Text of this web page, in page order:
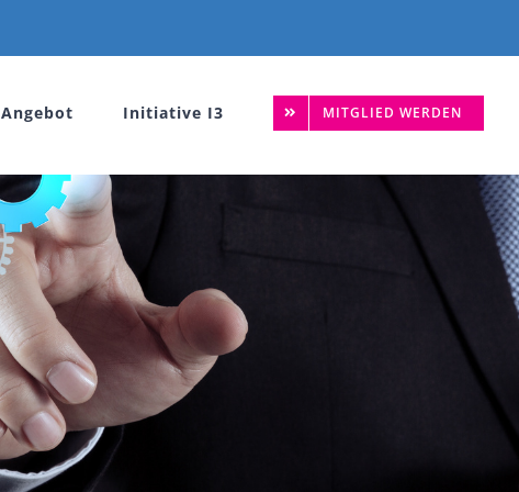
Angebot Initiative I3 MITGLIED WERDEN